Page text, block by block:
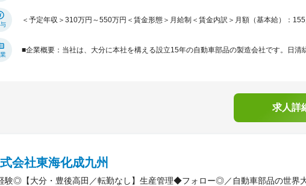
＜予定年収＞310万円～550万円＜賃金形態＞月給制＜賃金内訳＞月額（基本給）：
■企業概要：当社は、大分に本社を構える設立15年の自動車部品の製造会社です。日清
求人詳
会社東海化成九州
験◎【大分・豊後高田／転勤なし】生産管理◆フォロー◎／自動車部品の世界